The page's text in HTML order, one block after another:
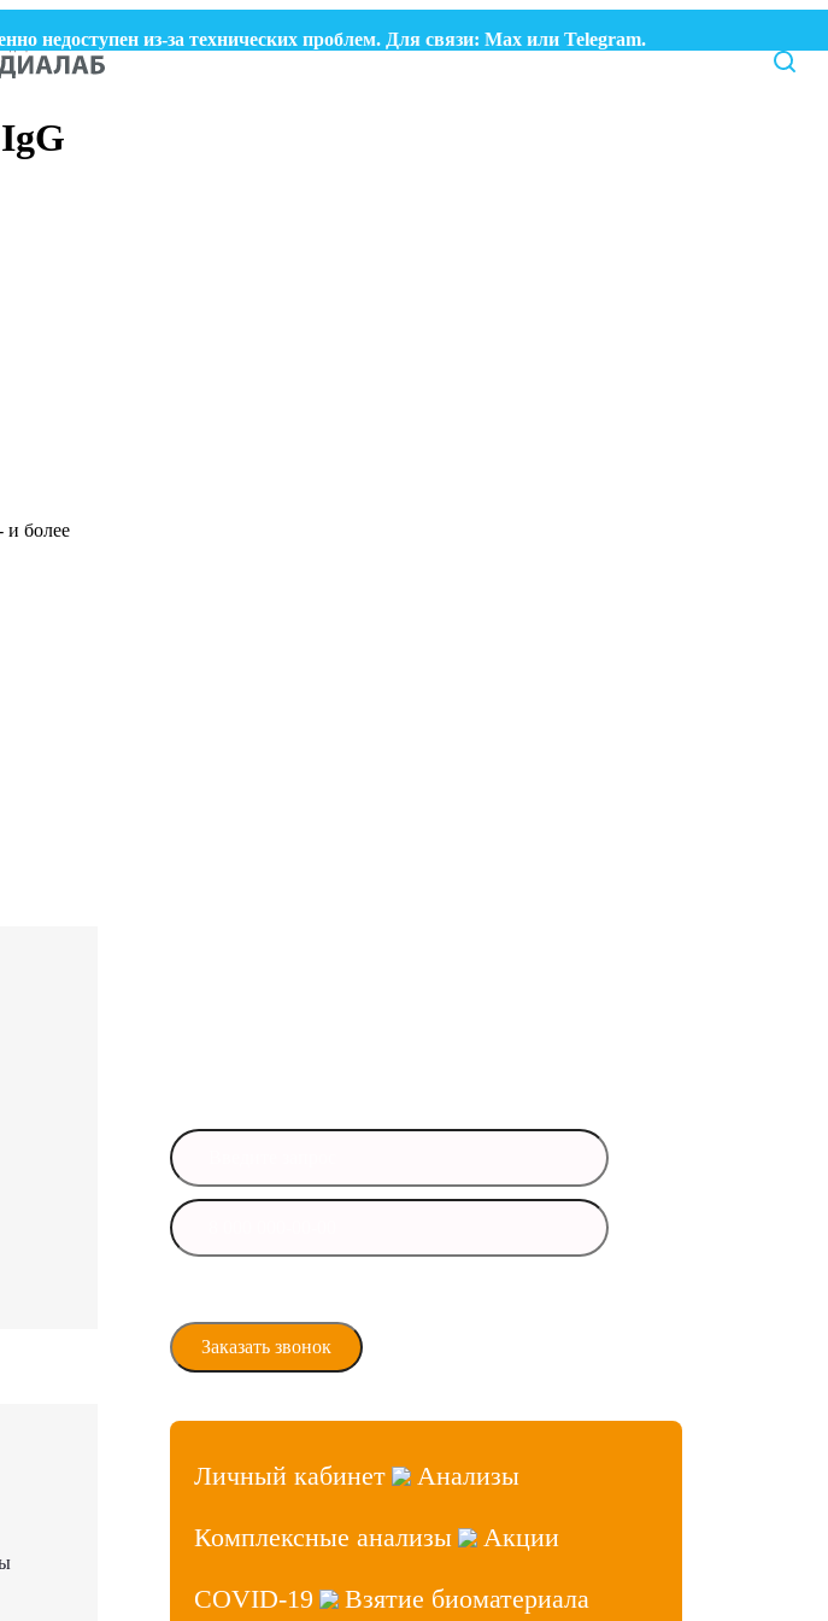
из-за технических проблем. Для связи:MaxилиTelegram.
и более
Личный кабинет Анализы
Комплексные анализы Акции
COVID-19 Взятие биоматериала